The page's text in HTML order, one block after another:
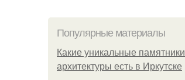
Популярные материалы
Какие уникальные памятники
архитектуры есть в Иркутске